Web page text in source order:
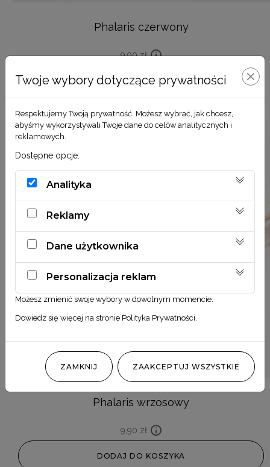
Phalaris czerwony
9,90zł
DODAJ DO KOSZYKA
Phalaris wrzosowy
9,90 zł
DODAJ DO KOSZYKA
Twoje wybory dotyczące prywatności
Respektujemy Twoją prywatność. Możesz wybrać, jak chcesz,
abyśmy wykorzystywali Twoje dane do celów analitycznych i
reklamowych.
Dostępne opcje:
Analityka
Reklamy
Dane użytkownika
Personalizacja reklam
Możesz zmienić swoje wybory w dowolnym momencie.
Dowiedz się więcej na stronie Polityka Prywatności.
ZAMKNIJ ZAAKCEPTUJ WSZYSTKIE